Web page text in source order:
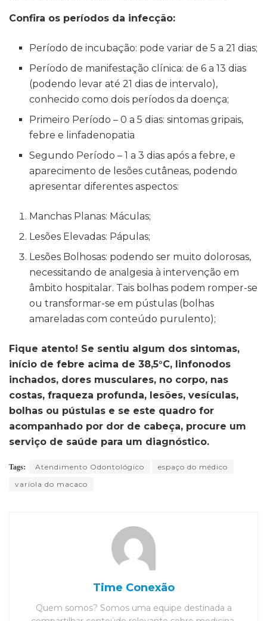
Confira os períodos da infecção:
Período de incubação: pode variar de 5 a 21 dias;
Período de manifestação clínica: de 6 a 13 dias
(podendo levar até 21 dias de intervalo),
conhecido como dois períodos da doença;
Primeiro Período – 0 a 5 dias: sintomas gripais,
febre e linfadenopatia
Segundo Período – 1 a 3 dias após a febre, e
aparecimento de lesões cutâneas, podendo
apresentar diferentes aspectos:
Manchas Planas: Máculas;
Lesões Elevadas: Pápulas;
Lesões Bolhosas: podendo ser muito dolorosas,
necessitando de analgesia à intervenção em
âmbito hospitalar. Tais bolhas podem romper-se
ou transformar-se em pústulas (bolhas
amareladas com conteúdo purulento);
Fique atento! Se sentiu algum dos sintomas,
início de febre acima de 38,5°C, linfonodos
inchados, dores musculares, no corpo, nas
costas, fraqueza profunda, lesões, vesículas,
bolhas ou pústulas e se este quadro for
acompanhado por dor de cabeça, procure um
serviço de saúde para um diagnóstico.
Tags: Atendimento Odontológico
espaço do médico
varíola do macaco
Time Conexão
Quem somos? Somos uma equipe destinada a